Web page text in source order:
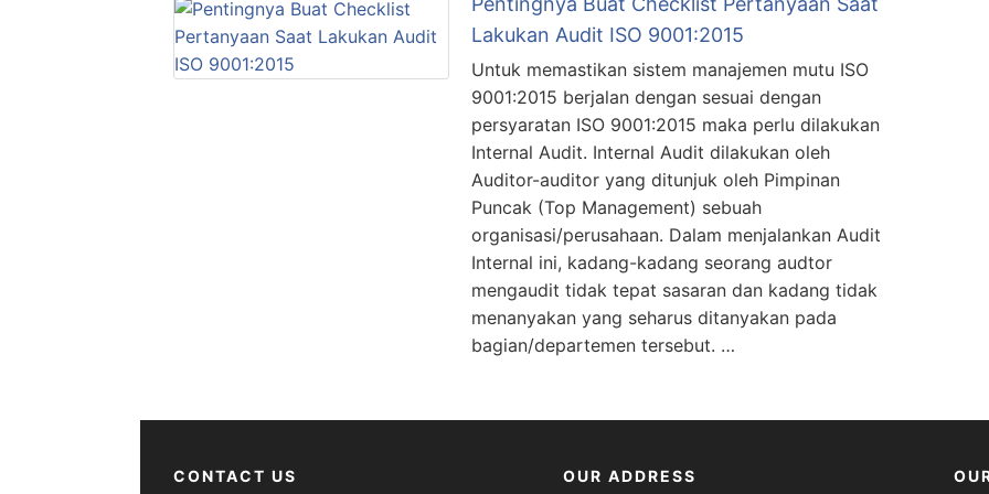
Lakukan Audit ISO 9001:2015
Untuk memastikan sistem manajemen mutu ISO
9001:2015 berjalan dengan sesuai dengan
persyaratan ISO 9001:2015 maka perlu dilakukan
Internal Audit. Internal Audit dilakukan oleh
Auditor-auditor yang ditunjuk oleh Pimpinan
Puncak (Top Management) sebuah
organisasi/perusahaan. Dalam menjalankan Audit
Internal ini, kadang-kadang seorang audtor
mengaudit tidak tepat sasaran dan kadang tidak
menanyakan yang seharus ditanyakan pada
bagian/departemen tersebut. …
CONTACT US OUR ADDRESS